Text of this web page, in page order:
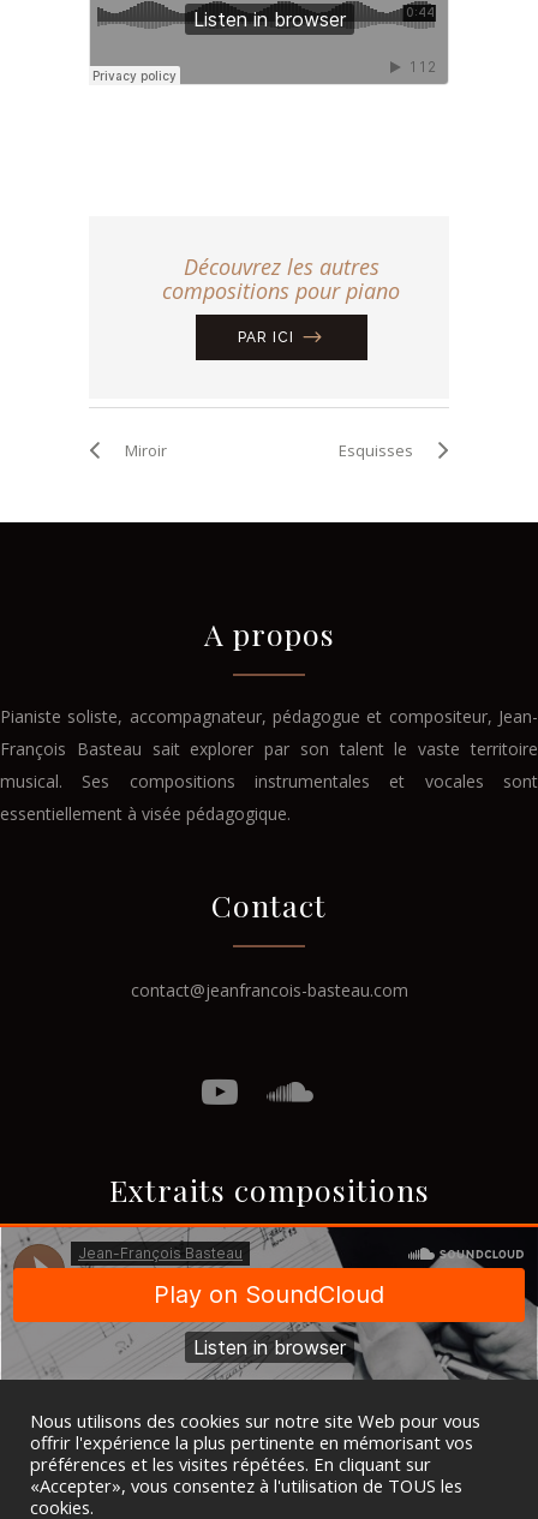
Découvrez les autres
compositions pour piano
PAR ICI
Miroir Esquisses
A propos
Pianiste soliste, accompagnateur, pédagogue et compositeur, Jean-
François Basteau sait explorer par son talent le vaste territoire
musical. Ses compositions instrumentales et vocales sont
essentiellement à visée pédagogique.
Contact
contact@jeanfrancois-basteau.com
Extraits compositions
Nous utilisons des cookies sur notre site Web pour vous
offrir l'expérience la plus pertinente en mémorisant vos
préférences et les visites répétées. En cliquant sur
«Accepter», vous consentez à l'utilisation de TOUS les
cookies.